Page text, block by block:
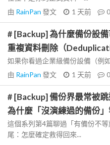
由 RainPan 發文 1 天前 0
# [Backup] 為什麼備份設
重複資料刪除（
如果你看過企業級備份設備（例
由 RainPan 發文 1 天前 0
# [Backup] 備份界最常被
為什麼「沒演練過的備份
這個系列第4篇聊過「有備份不
尾：怎麼確定救得回來...